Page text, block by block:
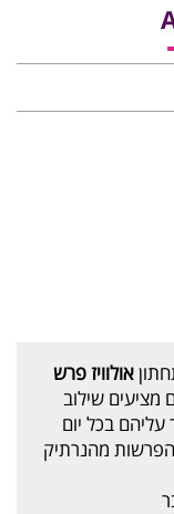
אולוויז פרש
מציעים שילוב
בכל יום
מהנרתיק